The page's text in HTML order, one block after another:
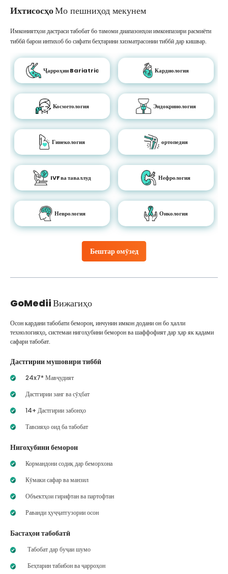
ИхтисосҳоМо пешниҳод мекунем
Бештар омӯзед
Имкониятҳои дастраси табобат бо тамоми диапазонҳои имконпазири расмиёти
тиббӣ барои интихоб бо сифати беҳтарини хизматрасонии тиббӣ дар кишвар.
Ҷарроҳии Bariatric Кардиология
Косметология Эндокринология
Гинекология ортопедия
IVF ва таваллуд Нефрология
Неврология Онкология
GoMediiВижагиҳо
Осон кардани табобати беморон, инчунин имкон додани он бо ҳалли
технологияҳо, системаи нигоҳубини беморон ва шаффофият дар ҳар як қадами
сафари табобат.
Дастгирии мушовири тиббӣ
24x7* Мавҷудият
Дастгирии занг ва сӯҳбат
14+ Дастгирии забонҳо
Тавсияҳо оид ба табобат
Нигоҳубини беморон
Кормандони содиқ дар беморхона
Кӯмаки сафар ва манзил
Объектҳои гирифтан ва партофтан
Раванди ҳуҷҷатгузории осон
Бастаҳои табобатӣ
Табобат дар буҷаи шумо
Беҳтарин табибон ва ҷарроҳон